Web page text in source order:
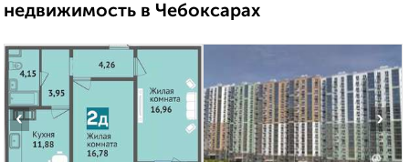
недвижимость в Чебоксарах
‹ ›